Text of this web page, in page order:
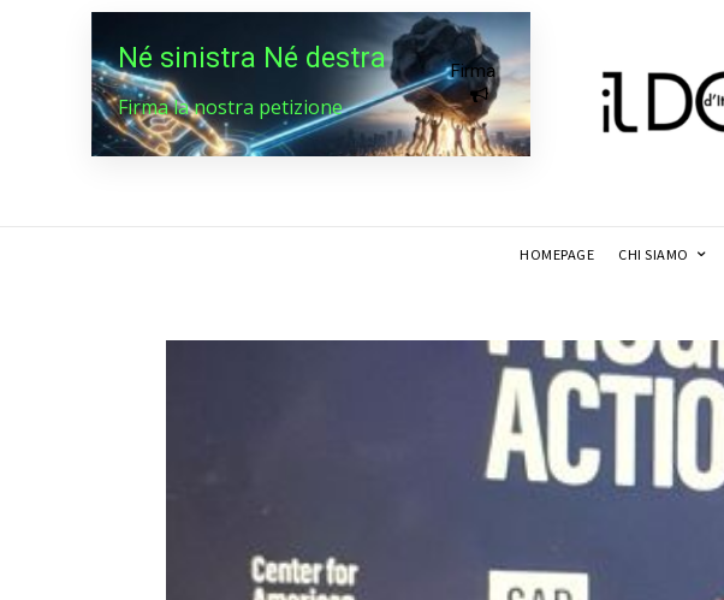
Né sinistra Né destra
Firma la nostra petizione
Firma
HOMEPAGE CHI SIAMO